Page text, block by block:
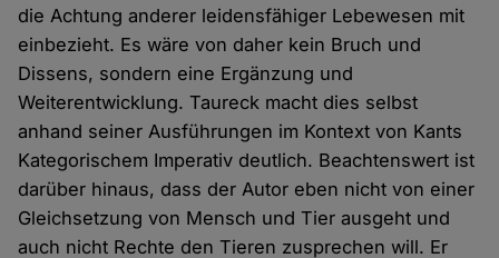
die Achtung anderer leidensfähiger Lebewesen mit
einbezieht. Es wäre von daher kein Bruch und
Dissens, sondern eine Ergänzung und
Weiterentwicklung. Taureck macht dies selbst
anhand seiner Ausführungen im Kontext von Kants
Kategorischem Imperativ deutlich. Beachtenswert ist
darüber hinaus, dass der Autor eben nicht von einer
Gleichsetzung von Mensch und Tier ausgeht und
auch nicht Rechte den Tieren zusprechen will. Er